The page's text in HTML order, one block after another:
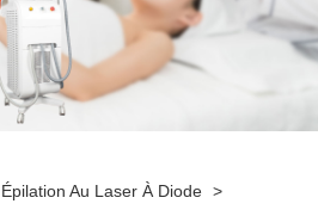
Épilation Au Laser À Diode >